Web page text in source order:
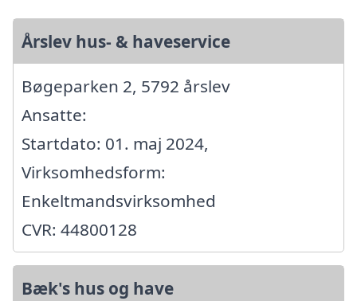
Årslev hus- & haveservice
Bøgeparken 2, 5792 årslev
Ansatte:
Startdato: 01. maj 2024,
Virksomhedsform:
Enkeltmandsvirksomhed
CVR: 44800128
Bæk's hus og have